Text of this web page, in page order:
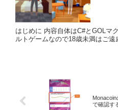
はじめに 内容自体はC#とGOLマ
ルトゲームなので18歳未満はご遠
で確認す